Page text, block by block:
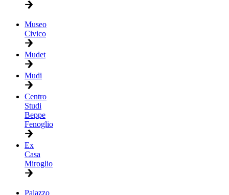
Museo
Civico
Mudet
Mudi
Centro
Studi
Beppe
Fenoglio
Ex
Casa
Miroglio
Palazzo